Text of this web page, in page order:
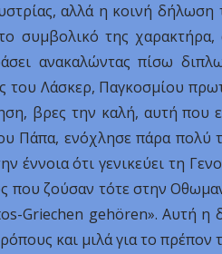
αλλά η κοινή
συμβολικό της
ανακαλώντας πίσω
του Λάσκερ, Παγκοσμίου
βρες την καλή, αυτή που
Πάπα, ενόχλησε πάρα πολύ
έννοια ότι γενικεύει τη
που ζούσαν τότε στην
Griechen gehören». Αυτή η
και μιλά για το πρέπον